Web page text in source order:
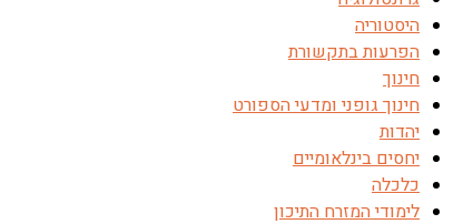
היסטוריה
הפרעות בתקשורת
חינוך
חינוך גופני ומדעי הספורט
יהדות
יחסים בינלאומיים
כלכלה
לימודי המזרח התיכון